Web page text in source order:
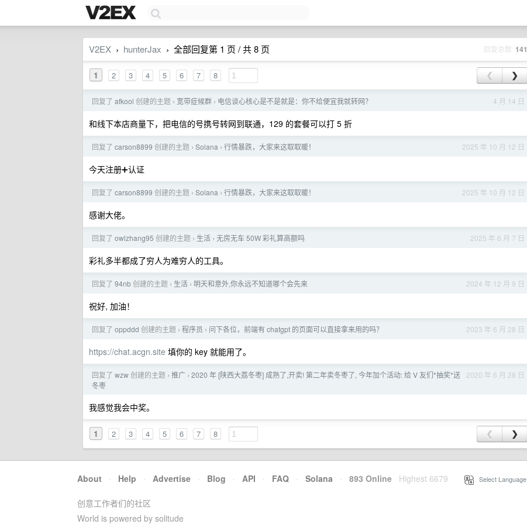
V2EX › hunterJax › 全部回复第 1 页 / 共 8 页 回复总数 141
1 2 3 4 5 6 7 8 ❮ ❯
4 月 14 日
回复了 afkool 创建的主题 › 宽带症候群 › 电信谈心核心是不是就是：你不给便宜我就转网？
和线下本店商量下，把电信的号携号转网到联通，129 的套餐可以打 5 折
2025 年 10 月 12 日
回复了 carson8899 创建的主题 › Solana › 行情暴跌，大家来这取取暖！
今天注册➕认证
2025 年 10 月 12 日
回复了 carson8899 创建的主题 › Solana › 行情暴跌，大家来这取取暖！
感谢大佬。
2025 年 6 月 7 日
回复了 owlzhang95 创建的主题 › 生活 › 无房无车 50W 彩礼算高额吗
彩礼多半都成了穷人为难穷人的工具。
2024 年 12 月 9 日
回复了 94nb创建的主题 › 生活 › 明天和意外,你永远不知道哪个会先来
祝好, 加油！
2023 年 6 月 28 日
回复了 oppddd 创建的主题 › 程序员 › 问下各位，前端有 chatgpt 的页面可以直接拿来用的吗？
https://chat.acgn.site 填你的 key 就能用了。
2020 年 6 月 28 日
回复了 wzw创建的主题 › 推广 › 2020 年 [陕西大荔冬枣] 成熟了,开卖! 第二年卖冬枣了, 今年加个活动: 给 V 友们*抽奖*送
冬枣
我感觉我会中奖。
1 2 3 4 5 6 7 8 ❮ ❯
About · Help · Advertise · Blog · API · FAQ · Solana · 893 Online Highest 6679 Select Language
创意工作者们的社区
World is powered by solitude